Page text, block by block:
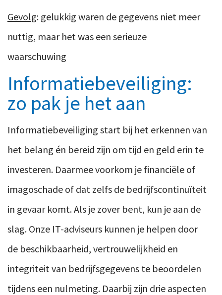
Gevolg: gelukkig waren de gegevens niet meer
nuttig, maar het was een serieuze
waarschuwing
Informatiebeveiliging:
zo pak je het aan
Informatiebeveiliging start bij het erkennen van
het belang én bereid zijn om tijd en geld erin te
investeren. Daarmee voorkom je financiële of
imagoschade of dat zelfs de bedrijfscontinuïteit
in gevaar komt. Als je zover bent, kun je aan de
slag. Onze IT-adviseurs kunnen je helpen door
de beschikbaarheid, vertrouwelijkheid en
integriteit van bedrijfsgegevens te beoordelen
tijdens een nulmeting. Daarbij zijn drie aspecten